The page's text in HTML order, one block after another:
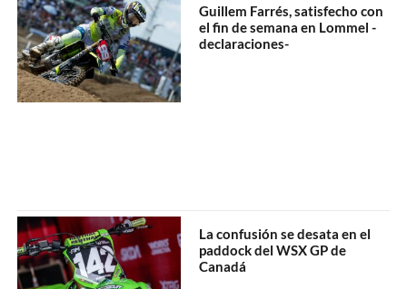
Guillem Farrés, satisfecho con
el fin de semana en Lommel -
declaraciones-
La confusión se desata en el
paddock del WSX GP de
Canadá